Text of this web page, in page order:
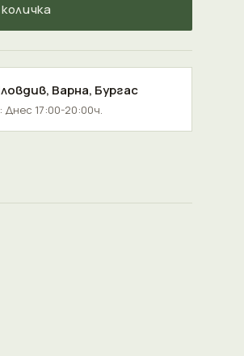
, Варна, Бургас
17:00-20:00ч.